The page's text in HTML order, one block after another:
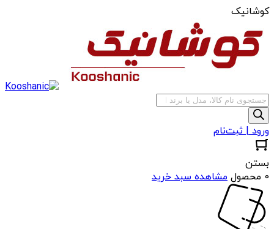
کوشانیک
جستجوی
محصولات
ورود | ثبت‌نام
بستن
0 محصول
مشاهده سبد خرید